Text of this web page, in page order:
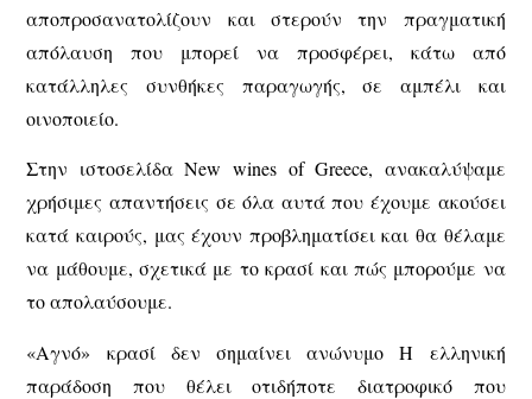
αποπροσανατολίζουν και στερούν την πραγματική
απόλαυση που μπορεί να προσφέρει, κάτω από
κατάλληλες συνθήκες παραγωγής, σε αμπέλι και
οινοποιείο.
Στην ιστοσελίδα New wines of Greece, ανακαλύψαμε
χρήσιμες απαντήσεις σε όλα αυτά που έχουμε ακούσει
κατά καιρούς, μας έχουν προβληματίσει και θα θέλαμε
να μάθουμε, σχετικά με το κρασί και πώς μπορούμε να
το απολαύσουμε.
«Αγνό» κρασί δεν σημαίνει ανώνυμο Η ελληνική
παράδοση που θέλει οτιδήποτε διατροφικό που